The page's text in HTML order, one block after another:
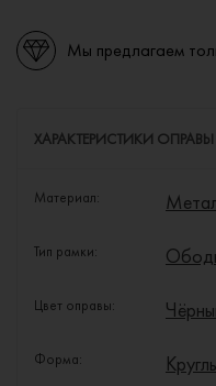
Мы предлагаем
ХАРАКТЕРИСТИКИ ОПРАВЫ
Материал:
Тип рамки:
Цвет оправы:
Форма: